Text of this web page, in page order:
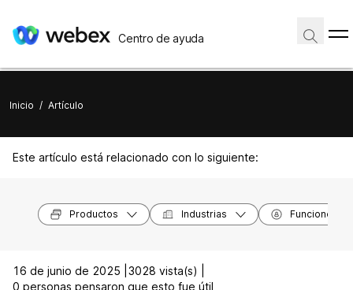
Centro de ayuda
Inicio / Artículo
Este artículo está relacionado con lo siguiente:
Productos Industrias Funciones
16 de junio de 2025 | 3028 vista(s) |
0 personas pensaron que esto fue útil